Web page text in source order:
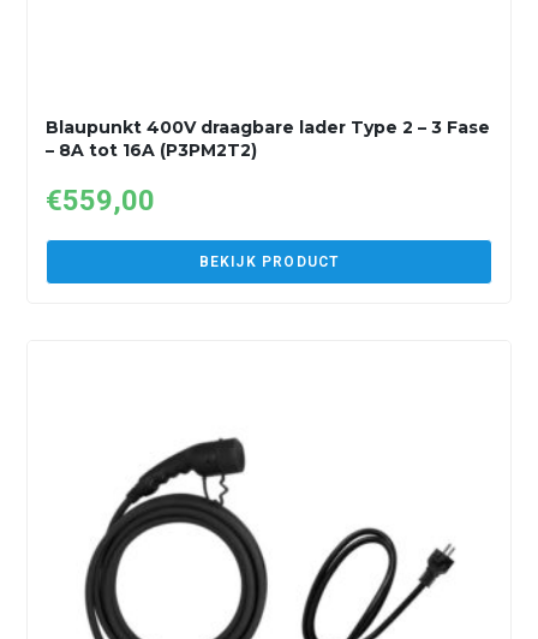
Blaupunkt 400V draagbare lader Type 2 – 3 Fase
– 8A tot 16A (P3PM2T2)
€559,00
BEKIJK PRODUCT